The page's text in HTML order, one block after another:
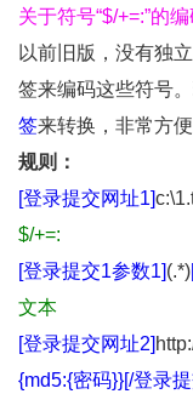
关于符号“$/+=:”的
以前旧版，没有独
签来编码这些符号
签来转换，非常方便
规则：
[登录提交网址1]
$/+=:
[登录提交1参数1](.*)
文本
[登录提交网址2]
{md5:{密码}}[/登录